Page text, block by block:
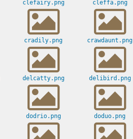
clefairy.png cleffa.png
cradily.png crawdaunt.png
delcatty.png delibird.png
dodrio.png doduo.png